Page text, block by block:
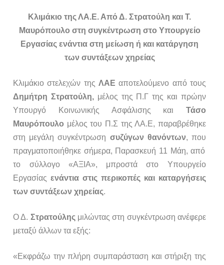
Κλιμάκιο της ΛΑ.Ε. Από Δ. Στρατούλη και Τ.
Μαυρόπουλο στη συγκέντρωση στο Υπουργείο
Εργασίας ενάντια στη μείωση ή και κατάργηση
των συντάξεων χηρείας
Κλιμάκιο στελεχών της ΛΑΕ αποτελούμενο από τους
Δημήτρη Στρατούλη, μέλος της Π.Γ της και πρώην
Υπουργό Κοινωνικής Ασφάλισης και Τάσο
Μαυρόπουλο μέλος του Π.Σ της ΛΑ.Ε, παραβρέθηκε
στη μεγάλη συγκέντρωση συζύγων θανόντων, που
πραγματοποιήθηκε σήμερα, Παρασκευή 11 Μάη, από
το σύλλογο «ΑΞΙΑ», μπροστά στο Υπουργείο
Εργασίαςενάντια στις περικοπές και καταργήσεις
των συντάξεων χηρείας.
Ο Δ. Στρατούλης μιλώντας στη συγκέντρωση ανέφερε
μεταξύ άλλων τα εξής:
«Εκφράζω την πλήρη συμπαράσταση και στήριξη της